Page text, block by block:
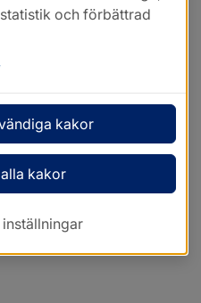
och förbättrad
kakor
kakor